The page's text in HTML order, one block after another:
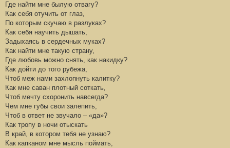
#
1
Где найти мне былую отвагу?
Как себя отучить от глаз,
По которым скучаю в разлуках?
Как себя научить дышать,
Задыхаясь в сердечных муках?
Как найти мне такую страну,
Где любовь можно снять, как накидку?
Как дойти до того рубежа,
Чтоб меж нами захлопнуть калитку?
Как мне саван плотный соткать,
Чтоб мечту схоронить навсегда?
Чем мне губы свои залепить,
Чтоб в ответ не звучало – «да»?
Как тропу в ночи отыскать
В край, в котором тебя не узнаю?
Как капканом мне мысль поймать,